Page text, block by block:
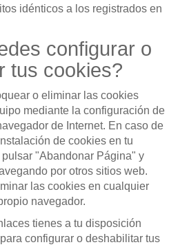
idénticos a los registrados en
configurar o
tus cookies?
o eliminar las cookies
mediante la configuración de
de Internet. En caso de
de cookies en tu
"Abandonar Página" y
por otros sitios web.
las cookies en cualquier
navegador.
tienes a tu disposición
configurar o deshabilitar tus